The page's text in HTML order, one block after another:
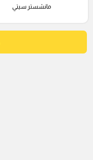
مانشستر سيتي